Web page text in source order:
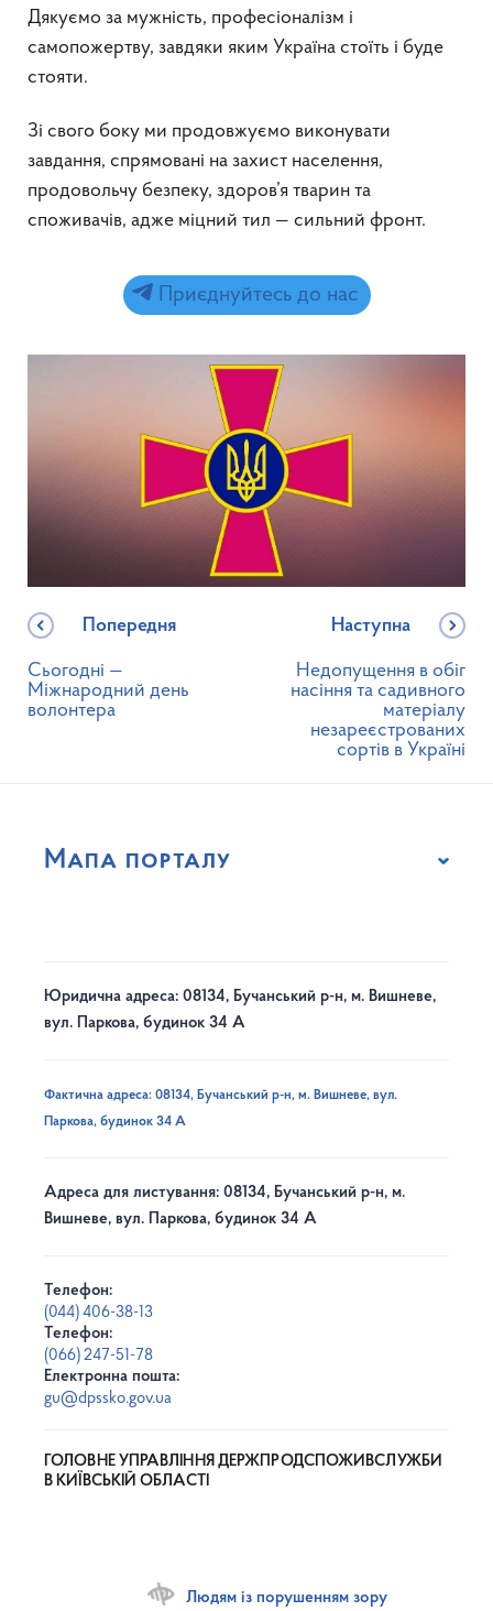
Дякуємо за мужність, професіоналізм і
самопожертву, завдяки яким Україна стоїть і буде
стояти.
Зі свого боку ми продовжуємо виконувати
завдання, спрямовані на захист населення,
продовольчу безпеку, здоров’я тварин та
споживачів, адже міцний тил — сильний фронт.
Приєднуйтесь до нас
Попередня
Сьогодні —
Міжнародний день
волонтера
Наступна
Недопущення в обіг
насіння та садивного
матеріалу
незареєстрованих
сортів в Україні
Мапа порталу
Юридична адреса: 08134, Бучанський р-н, м. Вишневе,
вул. Паркова, будинок 34 А
Фактична адреса: 08134, Бучанський р-н, м. Вишневе, вул.
Паркова, будинок 34 А
Адреса для листування: 08134, Бучанський р-н, м.
Вишневе, вул. Паркова, будинок 34 А
Телефон:
(044) 406-38-13
Телефон:
(066) 247-51-78
Електронна пошта:
gu@dpssko.gov.ua
ГОЛОВНЕ УПРАВЛІННЯ ДЕРЖПРОДСПОЖИВСЛУЖБИ
В КИЇВСЬКІЙ ОБЛАСТІ
Людям із порушенням зору